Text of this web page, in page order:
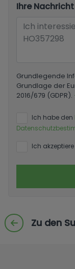
Ihre Nachricht
Grundlegende
Grundlage der
2016/679 (GDPR).
Ich habe den
Ich
Zu den